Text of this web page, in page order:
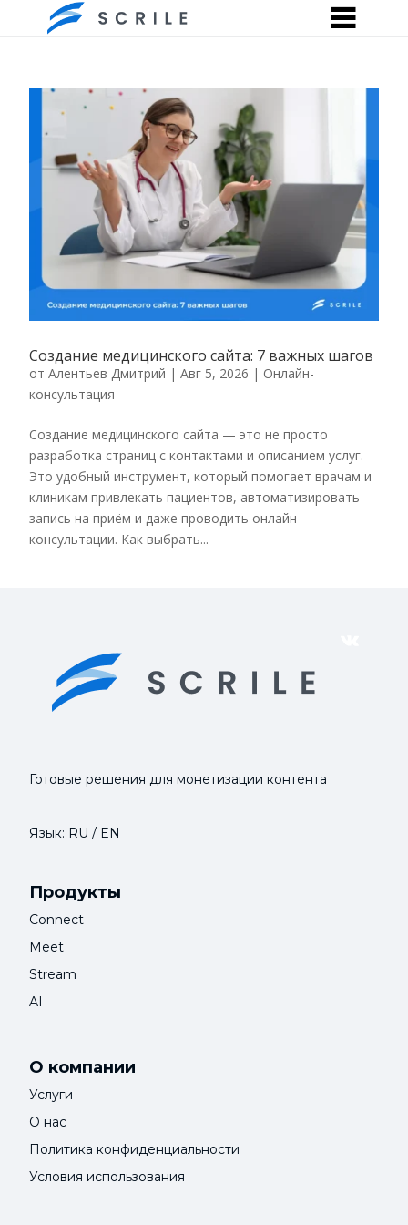
Создание медицинского сайта: 7 важных шагов
от Алентьев Дмитрий | Авг 5, 2026 | Онлайн-
консультация
Создание медицинского сайта — это не просто
разработка страниц с контактами и описанием услуг.
Это удобный инструмент, который помогает врачам и
клиникам привлекать пациентов, автоматизировать
запись на приём и даже проводить онлайн-
консультации. Как выбрать...
Готовые решения для монетизации контента
Язык: RU / EN
Продукты
Connect
Meet
Stream
AI
О компании
Услуги
О нас
Политика конфиденциальности
Условия использования